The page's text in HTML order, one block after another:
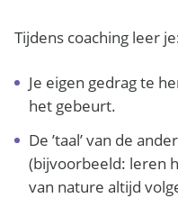
Tijdens coaching leer
Je eigen gedrag te
het gebeurt.
De ’taal’ van de
(bijvoorbeeld: leren
van nature altijd